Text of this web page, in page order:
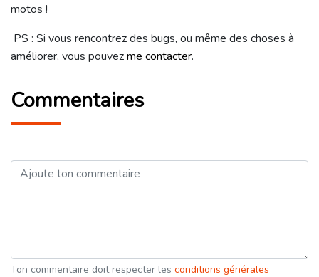
motos !
PS : Si vous rencontrez des bugs, ou même des choses à
améliorer, vous pouvezme contacter.
Commentaires
Ton commentaire doit respecter les conditions générales